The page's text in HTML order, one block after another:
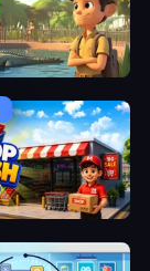
Zoo Builder
Shop Rush 3D